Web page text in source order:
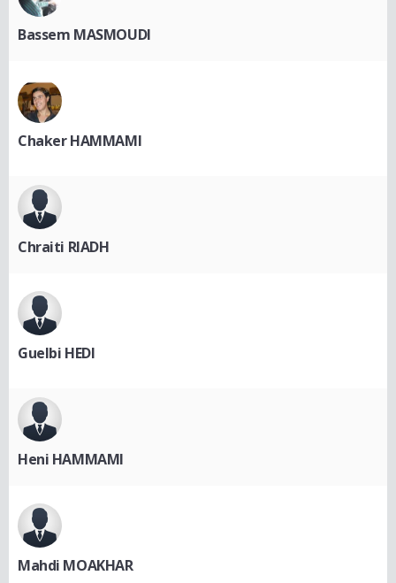
Bassem MASMOUDI
Chaker HAMMAMI
Chraiti RIADH
Guelbi HEDI
Heni HAMMAMI
Mahdi MOAKHAR